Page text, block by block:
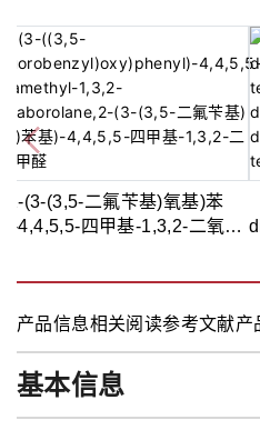
2-(3-(3,5-二氟苄基)氧基)苯
)-4,4,5,5-四甲基-1,3,2-二氧苯
产品信息相关阅读参考文献产
基本信息